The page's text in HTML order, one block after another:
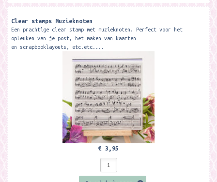
Clear stamps Muzieknoten
Een prachtige clear stamp met muzieknoten. Perfect voor het
opleuken van je post, het maken van kaarten
en scrapbooklayouts, etc.etc....
€ 3,95